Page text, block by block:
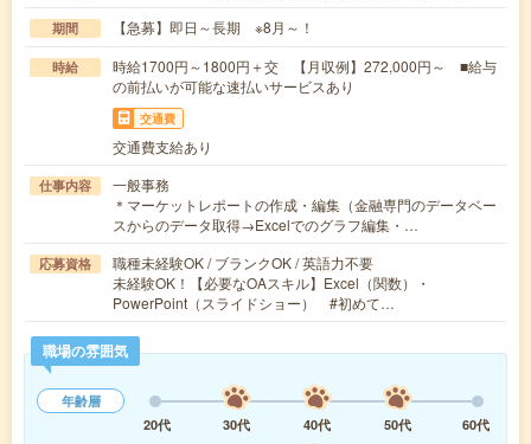
期間 【急募】即日～長期 ※8月～！
時給
時給1700円～1800円＋交 【月収例】272,000円～ ■給与
の前払いが可能な速払いサービスあり
交通費
交通費支給あり
仕事内容
一般事務
＊マーケットレポートの作成・編集（金融専門のデータベー
スからのデータ取得→Excelでのグラフ編集・…
応募資格
職種未経験OK / ブランクOK / 英語力不要
未経験OK！【必要なOAスキル】Excel（関数）・
PowerPoint（スライドショー） #初めて…
職場の雰囲気
年齢層
20代
30代 40代 50代
60代